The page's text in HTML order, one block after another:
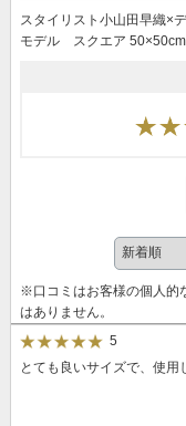
スタイリスト小山田早織×
モデル スクエア 50×50cm
※口コミはお客様の個人的
はありません。
5
とても良いサイズで、使用